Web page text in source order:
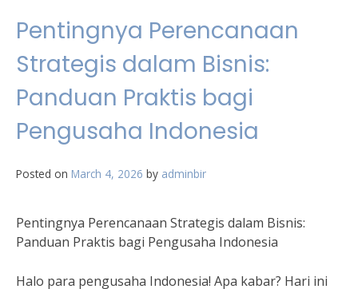
Pentingnya Perencanaan
Strategis dalam Bisnis:
Panduan Praktis bagi
Pengusaha Indonesia
Posted on March 4, 2026 by adminbir
Pentingnya Perencanaan Strategis dalam Bisnis:
Panduan Praktis bagi Pengusaha Indonesia
Halo para pengusaha Indonesia! Apa kabar? Hari ini